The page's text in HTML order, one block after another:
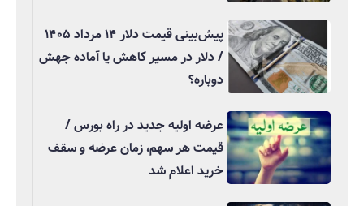
پیش‌بینی قیمت دلار ۱۴ مرداد ۱۴۰۵
/ دلار در مسیر کاهش یا آماده جهش
دوباره؟
عرضه اولیه جدید در راه بورس /
قیمت هر سهم، زمان عرضه و سقف
خرید اعلام شد